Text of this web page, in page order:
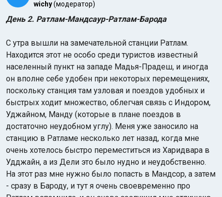
wichy(модератор)
День 2. Ратлам-Мандсаур-Ратлам-Барода
С утра вышли на замечательной станции Ратлам.
Находится этот не особо среди туристов известный
населенный пункт на западе Мадья-Прадеш, и иногда
он вполне себе удобен при некоторых перемещениях,
поскольку станция там узловая и поездов удобных и
быстрых ходит множество, облегчая связь с Индором,
Уджайном, Манду (которые в плане поездов в
достаточно неудобном углу). Меня уже заносило на
станцию в Ратламе несколько лет назад, когда мне
очень хотелось быстро переместиться из Харидвара в
Удджайн, а из Дели это было нудно и неудобственно.
На этот раз мне нужно было попасть в Мандсор, а затем
- сразу в Бароду, и тут я очень своевременно про